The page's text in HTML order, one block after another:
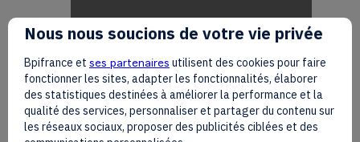
[CREATION
IN
Nous nous soucions de votre vie privée
Bpifrance et ses partenaires utilisent des cookies pour faire
fonctionner les sites, adapter les fonctionnalités, élaborer
des statistiques destinées à améliorer la performance et la
qualité des services, personnaliser et partager du contenu sur
les réseaux sociaux, proposer des publicités ciblées et des